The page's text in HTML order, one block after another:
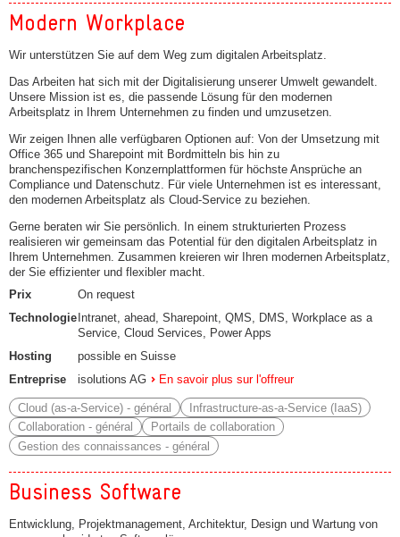
Modern Workplace
Wir unterstützen Sie auf dem Weg zum digitalen Arbeitsplatz.
Das Arbeiten hat sich mit der Digitalisierung unserer Umwelt gewandelt.
Unsere Mission ist es, die passende Lösung für den modernen
Arbeitsplatz in Ihrem Unternehmen zu finden und umzusetzen.
Wir zeigen Ihnen alle verfügbaren Optionen auf: Von der Umsetzung mit
Office 365 und Sharepoint mit Bordmitteln bis hin zu
branchenspezifischen Konzernplattformen für höchste Ansprüche an
Compliance und Datenschutz. Für viele Unternehmen ist es interessant,
den modernen Arbeitsplatz als Cloud-Service zu beziehen.
Gerne beraten wir Sie persönlich. In einem strukturierten Prozess
realisieren wir gemeinsam das Potential für den digitalen Arbeitsplatz in
Ihrem Unternehmen. Zusammen kreieren wir Ihren modernen Arbeitsplatz,
der Sie effizienter und flexibler macht.
Prix
On request
Technologie Intranet, ahead, Sharepoint, QMS, DMS, Workplace as a
Service, Cloud Services, Power Apps
Hosting
possible en Suisse
Entreprise
isolutions AG En savoir plus sur l'offreur
Cloud (as-a-Service) - général
Infrastructure-as-a-Service (IaaS)
Collaboration - général
Portails de collaboration
Gestion des connaissances - général
Business Software
Entwicklung, Projektmanagement, Architektur, Design und Wartung von